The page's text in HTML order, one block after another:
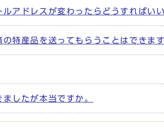
アドレスが変わったらどうすればいい
特産品を送ってもらうことはできます
したが本当ですか。